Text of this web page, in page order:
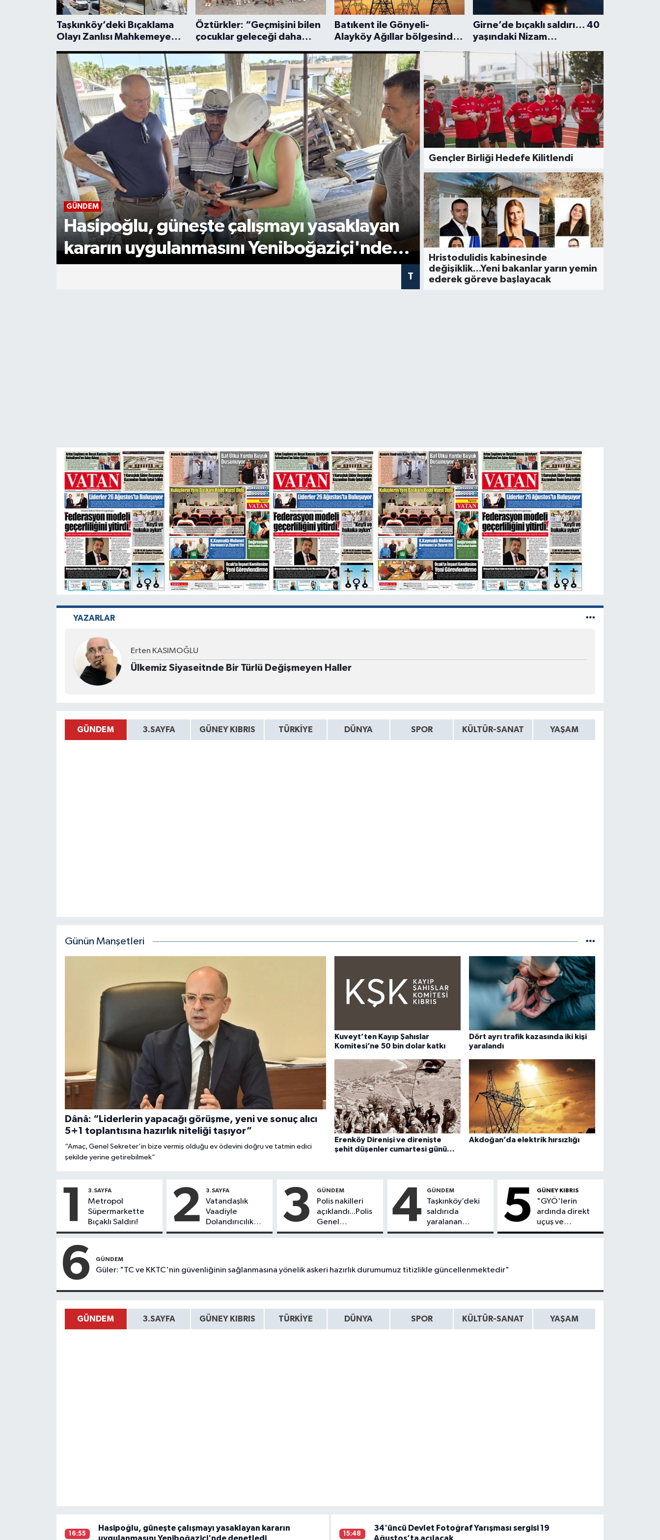
Taşkınköy’deki Bıçaklama
Olayı Zanlısı Mahkemeye
Öztürkler: “Geçmişini bilen
çocuklar geleceği daha
Batıkent ile Gönyeli-
Alayköy Ağıllar bölgesinde
kesintisi…
Girne’de bıçaklı saldırı… 40
yaşındaki Nizam
GÜNDEM
Hasipoğlu, güneşte çalışmayı yasaklayan
kararın uygulanmasını Yeniboğaziçi'nde
denetledi
GÜNDEM
34'üncü Devlet Fotoğraf
19 Ağustos’ta açılacak
T
Gençler Birliği Hedefe Kilitlendi
Hristodulidis kabinesinde
değişiklik...Yeni bakanlar yarın yemin
ederek göreve başlayacak
YAZARLAR
Erten KASIMOĞLU
Ülkemiz Siyaseitnde Bir Türlü Değişmeyen Haller
GÜNDEM 3.SAYFA GÜNEY KIBRIS TÜRKIYE DÜNYA SPOR KÜLTÜR-SANAT YAŞAM
Günün Manşetleri
Dânâ: “Liderlerin yapacağı görüşme, yeni ve sonuç alıcı
5+1 toplantısına hazırlık niteliği taşıyor”
“Amaç, Genel Sekreter’in bize vermiş olduğu ev ödevini doğru ve tatmin edici
şekilde yerine getirebilmek”
Kuveyt’ten Kayıp Şahıslar
Komitesi’ne 50 bin dolar katkı
Dört ayrı trafik kazasında iki kişi
yaralandı
Erenköy Direnişi ve direnişte
şehit düşenler cumartesi günü
Akdoğan’da elektrik hırsızlığı
1 3.SAYFA
Metropol
Süpermarkette
Bıçaklı Saldırı!
2 3.SAYFA
Vatandaşlık
Vaadiyle
Dolandırıcılık
Yapan Zamlının
3 GÜNDEM
Polis nakilleri
açıklandı...Polis
Genel
Müdürlüğü'nde
değiştirildi
4 GÜNDEM
Taşkınköy’deki
saldırıda
yaralanan
Z.A.’nın durumu
5 GÜNEY KIBRIS
"GYÖ'lerin
ardında direkt
uçuş ve
doğrudan
6 GÜNDEM
Güler: "TC ve KKTC'nin güvenliğinin sağlanmasına yönelik askeri hazırlık durumumuz titizlikle güncellenmektedir"
GÜNDEM 3.SAYFA GÜNEY KIBRIS TÜRKIYE DÜNYA SPOR KÜLTÜR-SANAT YAŞAM
16:55
Hasipoğlu, güneşte çalışmayı yasaklayan kararın
15:48
34'üncü Devlet Fotoğraf Yarışması sergisi 19